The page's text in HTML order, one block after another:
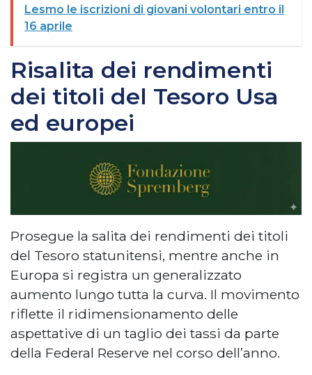
Lesmo le iscrizioni di giovani volontari entro il
16 aprile
Risalita dei rendimenti
dei titoli del Tesoro Usa
ed europei
Prosegue la salita dei rendimenti dei titoli
del Tesoro statunitensi, mentre anche in
Europa si registra un generalizzato
aumento lungo tutta la curva. Il movimento
riflette il ridimensionamento delle
aspettative di un taglio dei tassi da parte
della Federal Reserve nel corso dell’anno.